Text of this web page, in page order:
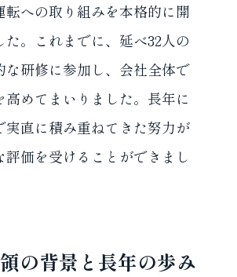
転への取り組みを本格的に開
た。これまでに、延べ32人の
な研修に参加し、会社全体で
高めてまいりました。長年に
実直に積み重ねてきた努力が
評価を受けることができまし
の背景と長年の歩み